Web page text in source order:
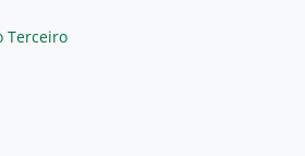
Terceiro